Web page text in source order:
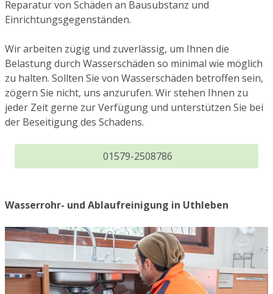
Reparatur von Schäden an Bausubstanz und
Einrichtungsgegenständen.
Wir arbeiten zügig und zuverlässig, um Ihnen die
Belastung durch Wasserschäden so minimal wie möglich
zu halten. Sollten Sie von Wasserschäden betroffen sein,
zögern Sie nicht, uns anzurufen. Wir stehen Ihnen zu
jeder Zeit gerne zur Verfügung und unterstützen Sie bei
der Beseitigung des Schadens.
01579-2508786
Wasserrohr- und Ablaufreinigung in Uthleben